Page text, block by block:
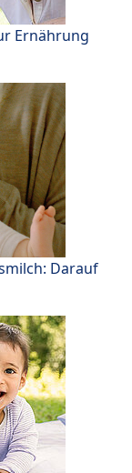
Ernährung
Darauf